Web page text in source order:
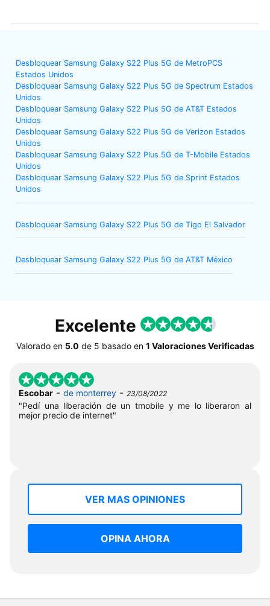
Desbloquear Samsung Galaxy S22 Plus 5G de MetroPCS
Estados Unidos
Desbloquear Samsung Galaxy S22 Plus 5G de Spectrum Estados
Unidos
Desbloquear Samsung Galaxy S22 Plus 5G de AT&T Estados
Unidos
Desbloquear Samsung Galaxy S22 Plus 5G de Verizon Estados
Unidos
Desbloquear Samsung Galaxy S22 Plus 5G de T-Mobile Estados
Unidos
Desbloquear Samsung Galaxy S22 Plus 5G de Sprint Estados
Unidos
Desbloquear Samsung Galaxy S22 Plus 5G de Tigo El Salvador
Desbloquear Samsung Galaxy S22 Plus 5G de AT&T México
Excelente
Valorado en 5.0 de 5 basado en 1 Valoraciones Verificadas
Escobar - de monterrey - 23/08/2022
"Pedí una liberación de un tmobile y me lo liberaron al
mejor precio de internet"
VER MAS OPINIONES
OPINA AHORA